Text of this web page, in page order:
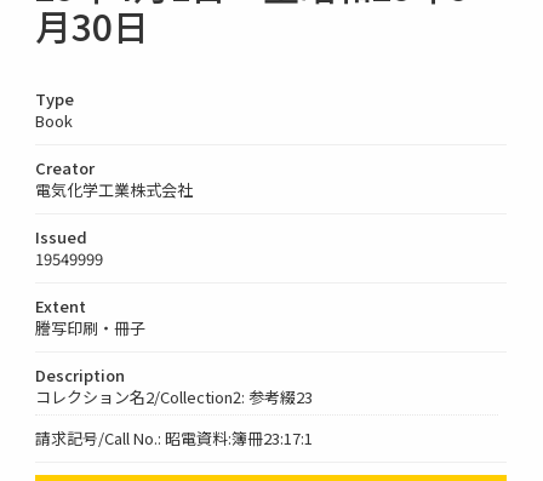
月30日
Type
Book
Creator
電気化学工業株式会社
Issued
19549999
Extent
謄写印刷・冊子
Description
コレクション名2/Collection2: 参考綴23
請求記号/Call No.: 昭電資料:簿冊23:17:1